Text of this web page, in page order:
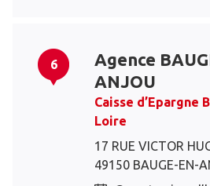
6
Agence
ANJOU
Caisse d’Epargne
Loire
17 RUE VICTOR
49150 BAUGE-EN-